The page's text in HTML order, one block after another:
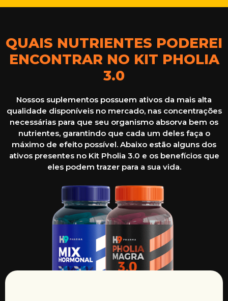
QUAIS NUTRIENTES PODEREI
ENCONTRAR NO KIT PHOLIA
3.0
Nossos suplementos possuem ativos da mais alta
qualidade disponíveis no mercado, nas concentrações
necessárias para que seu organismo absorva bem os
nutrientes, garantindo que cada um deles faça o
máximo de efeito possível. Abaixo estão alguns dos
ativos presentes no Kit Pholia 3.0 e os benefícios que
eles podem trazer para a sua vida.